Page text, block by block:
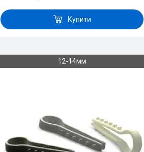
Купити
12-14мм